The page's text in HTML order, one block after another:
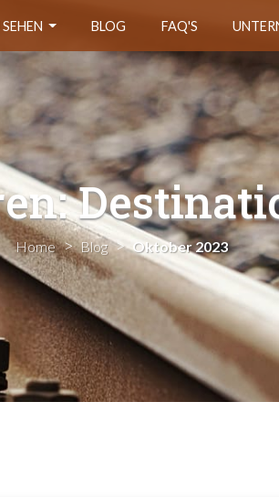
BLOG FAQ'S
Home Blog Oktober 2023